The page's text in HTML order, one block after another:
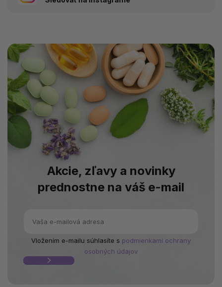
Akcie, zľavy a novinky
prednostne na váš e-mail
Vložením e-mailu súhlasíte s podmienkami ochrany
osobných údajov